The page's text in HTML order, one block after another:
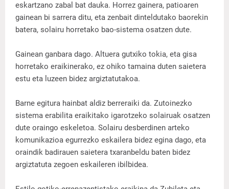
eskartzano zabal bat dauka. Horrez gainera, patioaren
gainean bi sarrera ditu, eta zenbait dinteldutako baorekin
batera, solairu horretako bao-sistema osatzen dute.
Gainean ganbara dago. Altuera gutxiko tokia, eta gisa
horretako eraikinerako, ez ohiko tamaina duten saietera
estu eta luzeen bidez argiztatutakoa.
Barne egitura hainbat aldiz berreraiki da. Zutoinezko
sistema erabilita eraikitako igarotzeko solairuak osatzen
dute oraingo eskeletoa. Solairu desberdinen arteko
komunikazioa egurrezko eskailera bidez egina dago, eta
oraindik badirauen saietera txaranbeldu baten bidez
argiztatuta zegoen eskaileren ibilbidea.